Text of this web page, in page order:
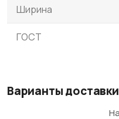
Ширина
ГОСТ
Варианты доставки